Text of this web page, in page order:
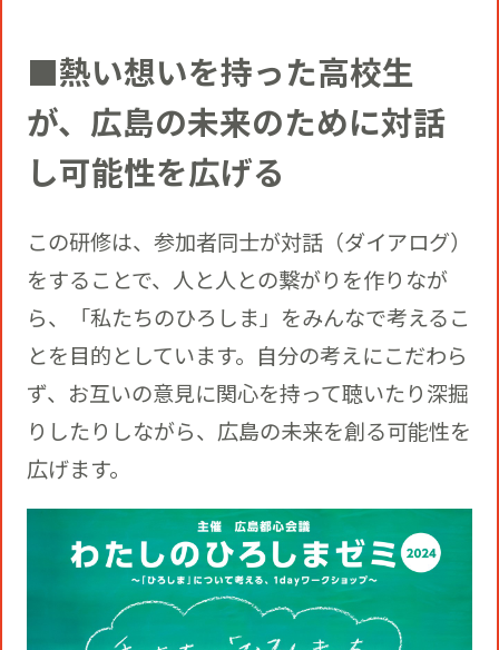
■熱い想いを持った高校生
が、広島の未来のために対話
し可能性を広げる
この研修は、参加者同士が対話（ダイアログ）
をすることで、人と人との繋がりを作りなが
ら、「私たちのひろしま」をみんなで考えるこ
とを目的としています。自分の考えにこだわら
ず、お互いの意見に関心を持って聴いたり深掘
りしたりしながら、広島の未来を創る可能性を
広げます。